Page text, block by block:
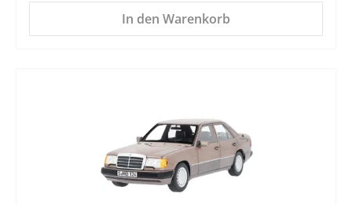
In den Warenkorb